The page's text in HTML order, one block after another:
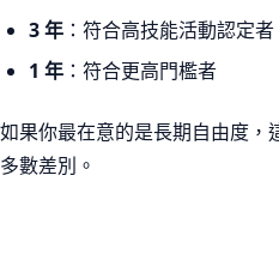
3 年 ：符合高技能活動認定者
1 年 ：符合更高門檻者
如果你最在意的是長期自由度，
多數差別。